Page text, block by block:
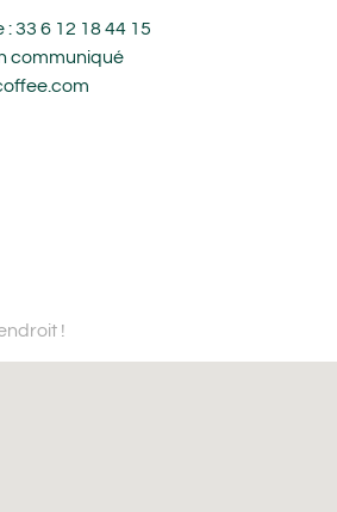
: 33 6 12 18 44 15
communiqué
!